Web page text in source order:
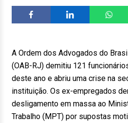
A Ordem dos Advogados do
(OAB-RJ) demitiu 121
deste ano e abriu uma crise na
instituição. Os ex-empregados
desligamento em massa ao
Trabalho (MPT) por supostas